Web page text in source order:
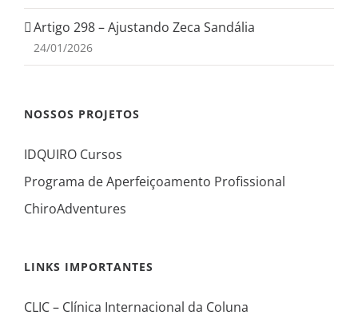
Artigo 298 – Ajustando Zeca Sandália
24/01/2026
NOSSOS PROJETOS
IDQUIRO Cursos
Programa de Aperfeiçoamento Profissional
ChiroAdventures
LINKS IMPORTANTES
CLIC – Clínica Internacional da Coluna